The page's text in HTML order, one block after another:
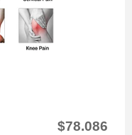
$78.086